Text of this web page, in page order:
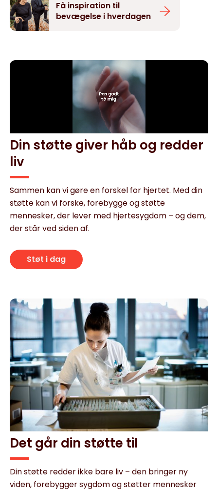
Få inspiration til
bevægelse i hverdagen
Din støtte giver håb og redder
liv
Sammen kan vi gøre en forskel for hjertet. Med din
støtte kan vi forske, forebygge og støtte
mennesker, der lever med hjertesygdom – og dem,
der står ved siden af.
Støt i dag
Det går din støtte til
Din støtte redder ikke bare liv – den bringer ny
viden, forebygger sygdom og støtter mennesker